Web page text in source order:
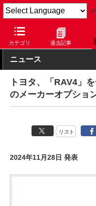
カテゴリ 過去記事
Car Watch 自動車 トヨタ
ニュース
トヨタ、「RAV4」
のメーカーオプショ
リスト
2024年11月28日 発表